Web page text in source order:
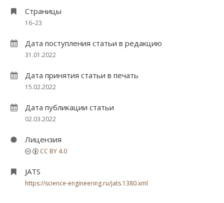
Страницы
16–23
Дата поступления статьи в редакцию
31.01.2022
Дата принятия статьи в печать
15.02.2022
Дата публикации статьи
02.03.2022
Лицензия
CC BY 4.0
JATS
https://science-engineering.ru/jats.1380.xml